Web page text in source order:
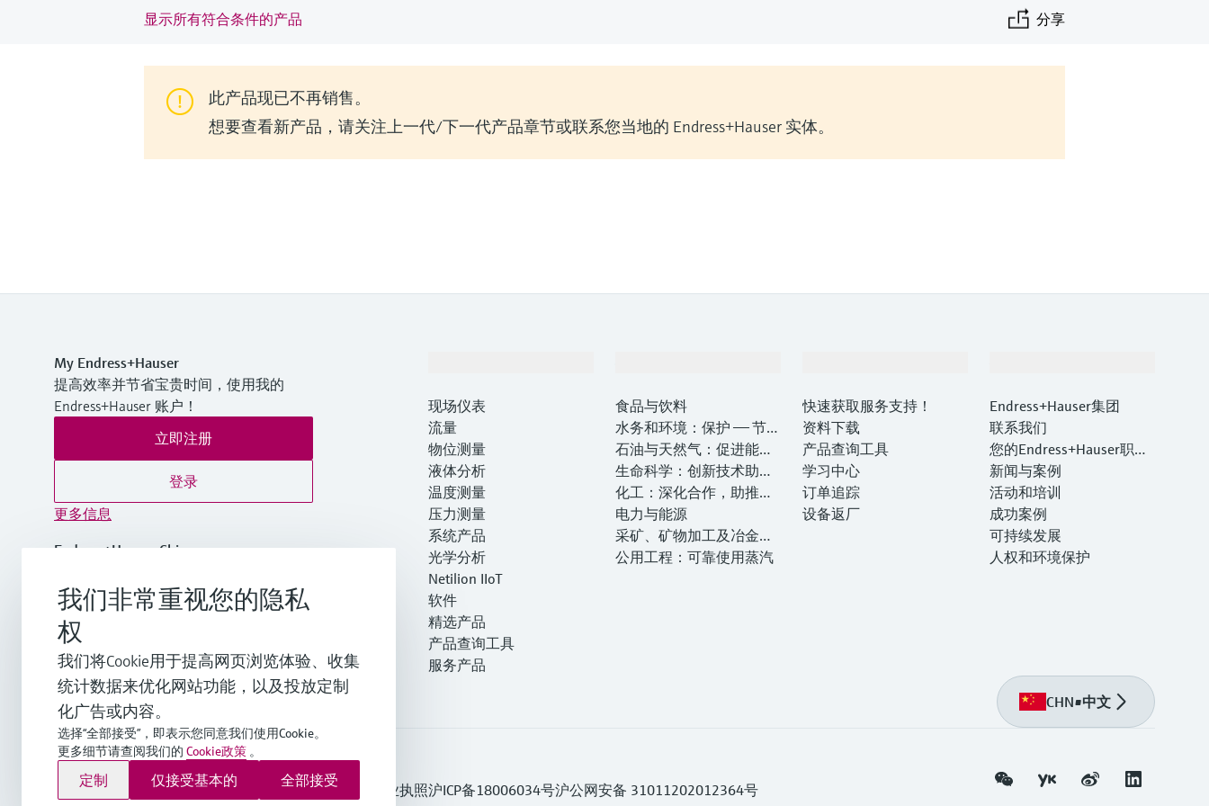
显示所有符合条件的产品 分享
此产品现已不再销售。
想要查看新产品，请关注上一代/下一代产品章节或联系您当地的 Endress+Hauser 实体。
My Endress+Hauser
提高效率并节省宝贵时间，使用我的
Endress+Hauser 账户！
立即注册
登录
更多信息
Endress+Hauser China
+86-21-2403 9600
info.cn@endress.com
现场仪表
流量
物位测量
液体分析
温度测量
压力测量
系统产品
光学分析
Netilion IIoT
软件
精选产品
产品查询工具
服务产品
食品与饮料
水务和环境：保护 —— 节约
—— 提高
石油与天然气：促进能源
转型，实现净零目标
生命科学：创新技术助推
卓越运营
化工：深化合作，助推可
持续成功
电力与能源
采矿、矿物加工及冶金：
打造可持续的未来
公用工程：可靠使用蒸汽
快速获取服务支持！
资料下载
产品查询工具
学习中心
订单追踪
设备返厂
Endress+Hauser集团
联系我们
您的Endress+Hauser职业
生涯
新闻与案例
活动和培训
成功案例
可持续发展
人权和环境保护
CHN•中文
Endress+Hauser Group Services AG ©版权所有
版本说明
使用条款数据保护通用条款与条件规范及营业执照沪ICP备18006034号沪公网安备 31011202012364号
我们非常重视您的隐私
权
我们将Cookie用于提高网页浏览体验、收集
统计数据来优化网站功能，以及投放定制
化广告或内容。
选择“全部接受”，即表示您同意我们使用Cookie。
更多细节请查阅我们的 Cookie政策 。
定制 仅接受基本的 全部接受